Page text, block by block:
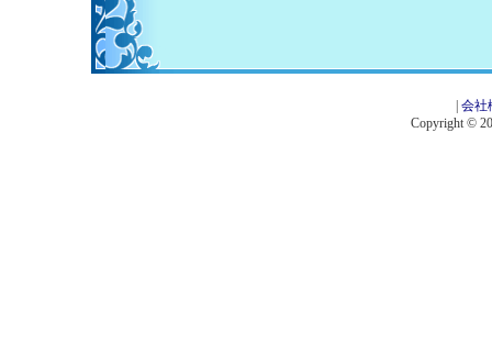
会社
Copyright ©